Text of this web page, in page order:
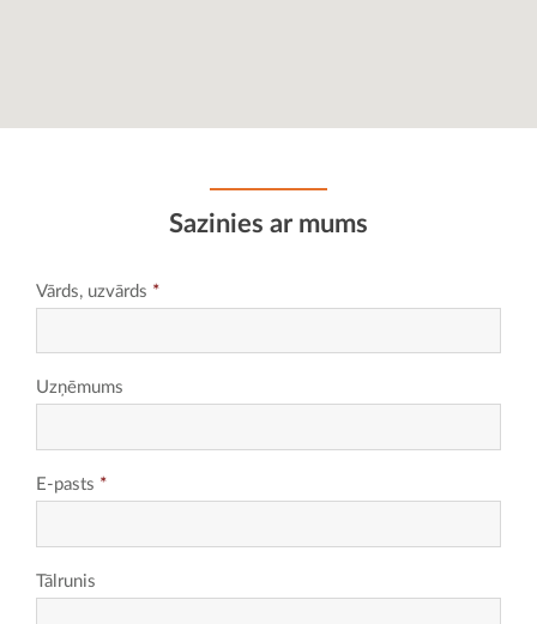
Sazinies ar mums
Vārds, uzvārds *
Uzņēmums
E-pasts *
Tālrunis